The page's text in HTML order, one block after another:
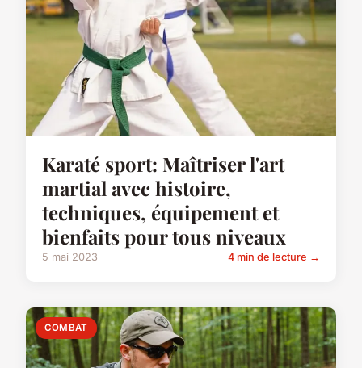
Karaté sport: Maîtriser l'art
martial avec histoire,
techniques, équipement et
bienfaits pour tous niveaux
5 mai 2023 4 min de lecture →
COMBAT